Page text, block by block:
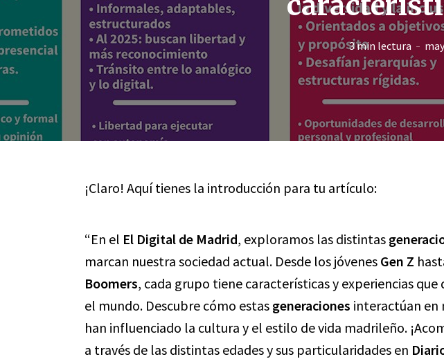
3 min lectura
¡Claro! Aquí tienes la introducción para tu artículo:
“En el El Digital de Madrid, exploramos las distintas
marcan nuestra sociedad actual. Desde los jóvenes Gen Z
Boomers, cada grupo tiene características y experiencias
el mundo. Descubre cómo estas generaciones interactúan en
han influenciado la cultura y el estilo de vida madrileño.
a través de las distintas edades y sus particularidades en